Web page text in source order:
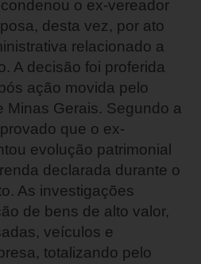
o ex-vereador
desta vez, por ato
relacionado a
A decisão foi proferida
ação movida pelo
Minas Gerais. Segundo a
que o ex-
evolução patrimonial
declarada durante o
As investigações
de bens de alto valor,
veículos e
totalizando pelo